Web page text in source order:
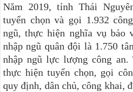
Năm 2019, tỉnh Thái
tuyển chọn và gọi 1.932
ngũ, thực hiện nghĩa vụ bảo
nhập ngũ quân đội là 1.750
nhập ngũ lực lượng công an.
thực hiện tuyển chọn, gọi
quy định, dân chủ, công khai,